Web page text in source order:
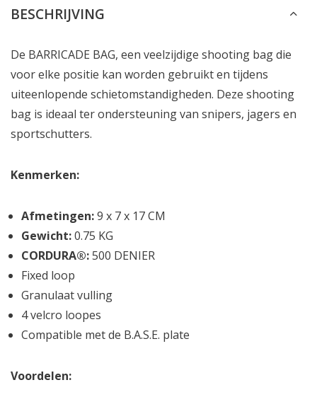
BESCHRIJVING
De BARRICADE BAG, een veelzijdige shooting bag die
voor elke positie kan worden gebruikt en tijdens
uiteenlopende schietomstandigheden. Deze shooting
bag is ideaal ter ondersteuning van snipers, jagers en
sportschutters.
Kenmerken:
Afmetingen:9 x 7 x 17 CM
Gewicht:0.75 KG
CORDURA®:500 DENIER
Fixed loop
Granulaat vulling
4 velcro loopes
Compatible met de B.A.S.E. plate
Voordelen: